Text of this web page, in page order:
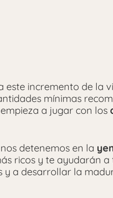
este incremento de la
mínimas
a jugar con los
detenemos en la
ricos y te ayudarán a
y a desarrollar la